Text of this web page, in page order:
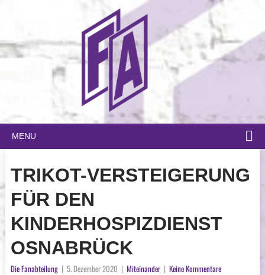
MENU
TRIKOT-VERSTEIGERUNG
FÜR DEN
KINDERHOSPIZDIENST
OSNABRÜCK
Die Fanabteilung | 5. Dezember 2020 | Miteinander | Keine Kommentare